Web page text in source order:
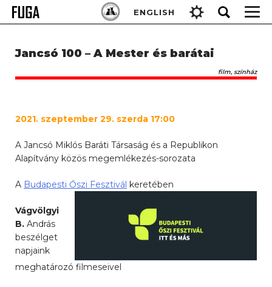
Skip
ENGLISH
Keresés:
Jancsó 100 – A Mester és barátai
film, színház
2021. szeptember 29. szerda 17:00
A Jancsó Miklós Baráti Társaság és a Republikon
Alapítvány közös megemlékezés-sorozata
A Budapesti Őszi Fesztivál keretében
Vágvölgyi
B. András
beszélget
napjaink
meghatározó filmeseivel